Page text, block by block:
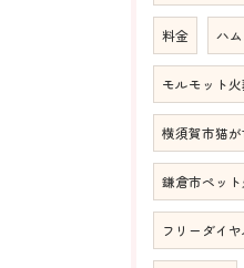
料金 ハ
モルモット火
横須賀市猫
鎌倉市ペッ
フリーダイヤ